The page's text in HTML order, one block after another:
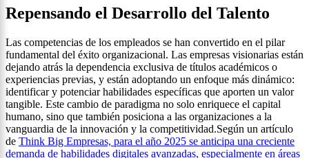
Repensando el Desarrollo del Talento
Las competencias de los empleados se han convertido en el pilar
fundamental del éxito organizacional. Las empresas visionarias están
dejando atrás la dependencia exclusiva de títulos académicos o
experiencias previas, y están adoptando un enfoque más dinámico:
identificar y potenciar habilidades específicas que aporten un valor
tangible. Este cambio de paradigma no solo enriquece el capital
humano, sino que también posiciona a las organizaciones a la
vanguardia de la innovación y la competitividad.Según un artículo
de Think Big Empresas, para el año 2025 se anticipa una creciente
demanda de habilidades digitales avanzadas, especialmente en áreas